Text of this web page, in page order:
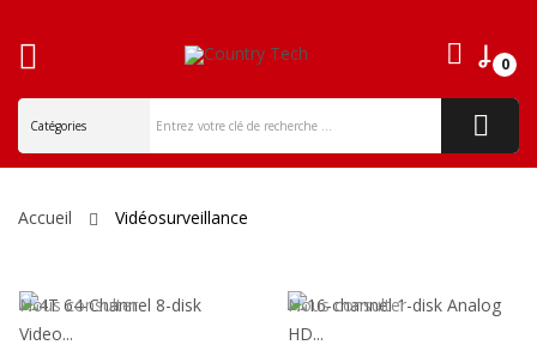
0
Accueil Vidéosurveillance
Nous consulter Nous consulter